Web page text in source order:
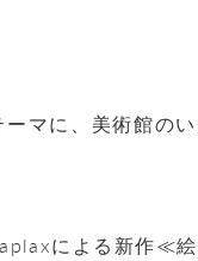
マに、美術館の
による新作≪